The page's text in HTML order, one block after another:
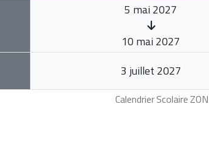
Calendrier Scolaire
5 mai 2027
10 mai 2027
3 juillet 2027